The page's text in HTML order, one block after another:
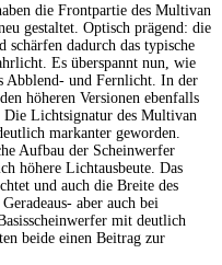
die Frontpartie des Multivan
gestaltet. Optisch prägend: die
dadurch das typische
Es überspannt nun, wie
Abblend- und Fernlicht. In der
höheren Versionen ebenfalls
Lichtsignatur des Multivan
markanter geworden.
Aufbau der Scheinwerfer
höhere Lichtausbeute. Das
und auch die Breite des
aber auch bei
mit deutlich
beide einen Beitrag zur